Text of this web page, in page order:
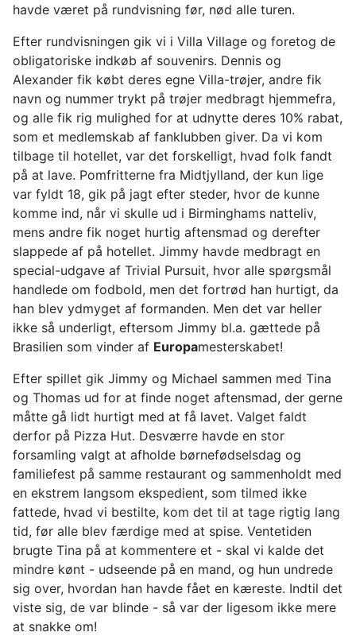
havde været på rundvisning før, nød alle turen.
Efter rundvisningen gik vi i Villa Village og foretog de
obligatoriske indkøb af souvenirs. Dennis og
Alexander fik købt deres egne Villa-trøjer, andre fik
navn og nummer trykt på trøjer medbragt hjemmefra,
og alle fik rig mulighed for at udnytte deres 10% rabat,
som et medlemskab af fanklubben giver. Da vi kom
tilbage til hotellet, var det forskelligt, hvad folk fandt
på at lave. Pomfritterne fra Midtjylland, der kun lige
var fyldt 18, gik på jagt efter steder, hvor de kunne
komme ind, når vi skulle ud i Birminghams natteliv,
mens andre fik noget hurtig aftensmad og derefter
slappede af på hotellet. Jimmy havde medbragt en
special-udgave af Trivial Pursuit, hvor alle spørgsmål
handlede om fodbold, men det fortrød han hurtigt, da
han blev ydmyget af formanden. Men det var heller
ikke så underligt, eftersom Jimmy bl.a. gættede på
Brasilien som vinder af Europamesterskabet!
Efter spillet gik Jimmy og Michael sammen med Tina
og Thomas ud for at finde noget aftensmad, der gerne
måtte gå lidt hurtigt med at få lavet. Valget faldt
derfor på Pizza Hut. Desværre havde en stor
forsamling valgt at afholde børnefødselsdag og
familiefest på samme restaurant og sammenholdt med
en ekstrem langsom ekspedient, som tilmed ikke
fattede, hvad vi bestilte, kom det til at tage rigtig lang
tid, før alle blev færdige med at spise. Ventetiden
brugte Tina på at kommentere et - skal vi kalde det
mindre kønt - udseende på en mand, og hun undrede
sig over, hvordan han havde fået en kæreste. Indtil det
viste sig, de var blinde - så var der ligesom ikke mere
at snakke om!